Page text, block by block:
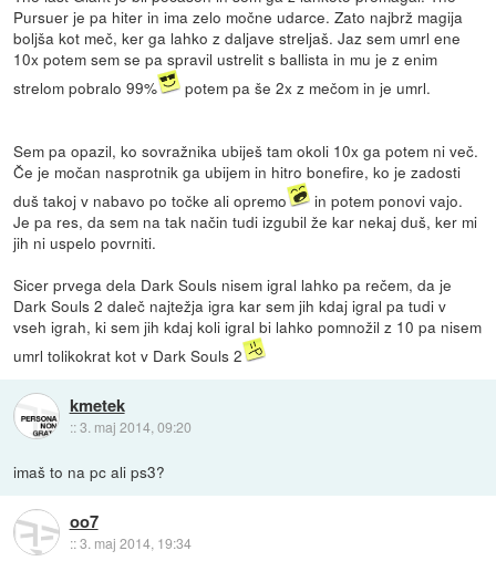
Pursuer je pa hiter in ima zelo močne udarce. Zato najbrž magija
boljša kot meč, ker ga lahko z daljave streljaš. Jaz sem umrl ene
10x potem sem se pa spravil ustrelit s ballista in mu je z enim
strelom pobralo 99%
potem pa še 2x z mečom in je umrl.
Sem pa opazil, ko sovražnika ubiješ tam okoli 10x ga potem ni več.
Če je močan nasprotnik ga ubijem in hitro bonefire, ko je zadosti
duš takoj v nabavo po točke ali opremo
in potem ponovi vajo.
Je pa res, da sem na tak način tudi izgubil že kar nekaj duš, ker mi
jih ni uspelo povrniti.
Sicer prvega dela Dark Souls nisem igral lahko pa rečem, da je
Dark Souls 2 daleč najtežja igra kar sem jih kdaj igral pa tudi v
vseh igrah, ki sem jih kdaj koli igral bi lahko pomnožil z 10 pa nisem
umrl tolikokrat kot v Dark Souls 2
kmetek
::3. maj 2014, 09:20
imaš to na pc ali ps3?
oo7
::3. maj 2014, 19:34